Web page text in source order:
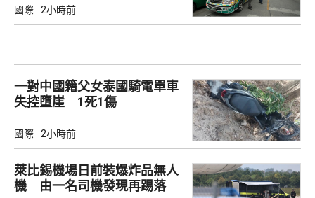
國際 2小時前
一對中國籍父女泰國騎電單車
失控墮崖 1死1傷
國際 2小時前
萊比錫機場日前裝爆炸品無人
機 由一名司機發現再踢落